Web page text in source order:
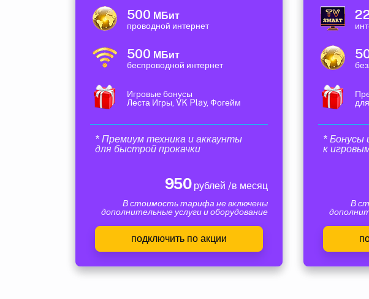
500 МБит
проводной интернет
500 МБит
беспроводной интернет
Игровые бонусы
Леста Игры, VK Play, Фогейм
* Премиум техника и аккаунты
для быстрой прокачки
950рублей /в месяц
В стоимость тарифа не включены
дополнительные услуги и оборудование
подключить по акции
* Бонусы
к
В